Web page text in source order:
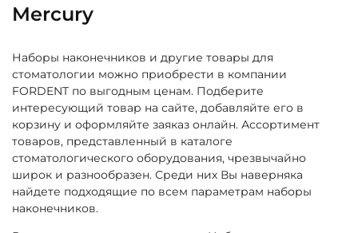
Mercury
Наборы наконечников и другие товары для
стоматологии можно приобрести в компании
FORDENT по выгодным ценам. Подберите
интересующий товар на сайте, добавляйте его в
корзину и оформляйте заяказ онлайн. Ассортимент
товаров, представленный в каталоге
стоматологического оборудования, чрезвычайно
широк и разнообразен. Среди них Вы наверняка
найдете подходящие по всем параметрам наборы
наконечников.